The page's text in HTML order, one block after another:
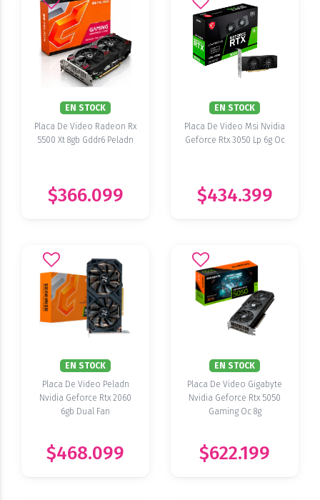
EN STOCK
Placa De Video Radeon Rx
5500 Xt 8gb Gddr6 Peladn
$366.099
EN STOCK
Placa De Video Msi Nvidia
Geforce Rtx 3050 Lp 6g Oc
$434.399
EN STOCK
Placa De Video Peladn
Nvidia Geforce Rtx 2060
6gb Dual Fan
$468.099
EN STOCK
Placa De Video Gigabyte
Nvidia Geforce Rtx 5050
Gaming Oc 8g
$622.199